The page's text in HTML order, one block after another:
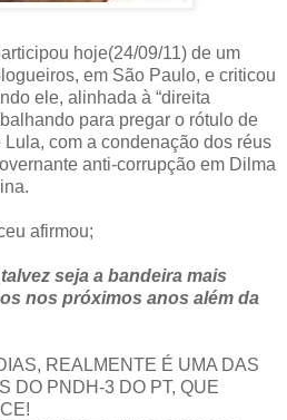
hoje(24/09/11) de um
em São Paulo, e criticou
ele, alinhada à “direita
para pregar o rótulo de
com a condenação dos réus
anti-corrupção em Dilma
afirmou;
seja a bandeira mais
nos próximos anos além da
REALMENTE É UMA DAS
DO PNDH-3 DO PT, QUE